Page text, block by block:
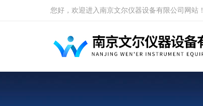
您好，欢迎进入南京文尔仪器设备有限公司网站！